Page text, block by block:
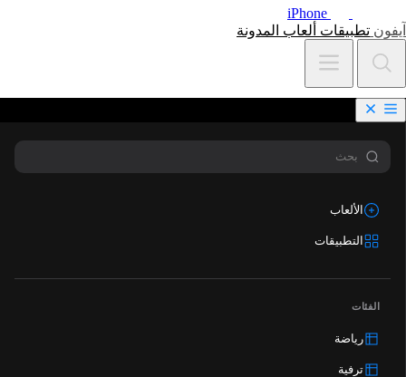
iPhone
آيفون تطبيقات ألعاب المدونة
الألعاب
التطبيقات
الفئات
رياضة
ترفية